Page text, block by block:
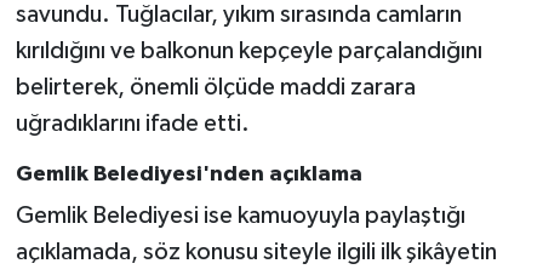
savundu. Tuğlacılar, yıkım sırasında camların
kırıldığını ve balkonun kepçeyle parçalandığını
belirterek, önemli ölçüde maddi zarara
uğradıklarını ifade etti.
Gemlik Belediyesi'nden açıklama
Gemlik Belediyesi ise kamuoyuyla paylaştığı
açıklamada, söz konusu siteyle ilgili ilk şikâyetin